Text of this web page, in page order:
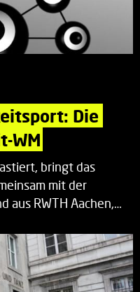
Die
WM
bringt das
mit der
aus RWTH Aachen,…